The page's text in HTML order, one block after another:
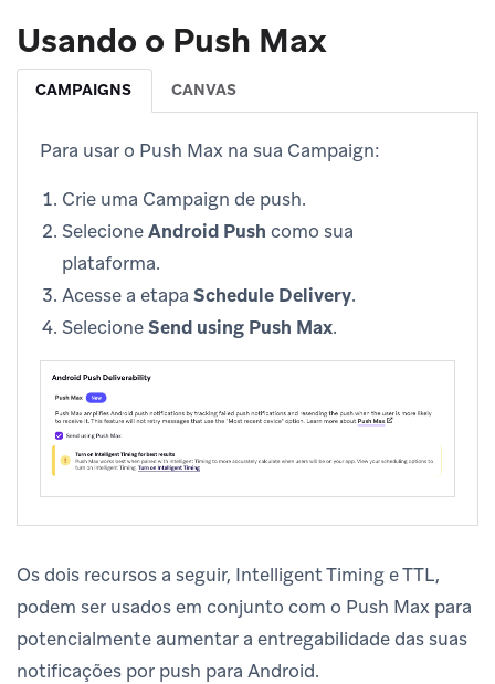
Usando o Push Max
CAMPAIGNS CANVAS
Para usar o Push Max na sua Campaign:
Crie uma Campaign de push.
SelecioneAndroid Push como sua
plataforma.
Acesse a etapa Schedule Delivery.
SelecioneSend using Push Max.
Os dois recursos a seguir, Intelligent Timing e TTL,
podem ser usados em conjunto com o Push Max para
potencialmente aumentar a entregabilidade das suas
notificações por push para Android.